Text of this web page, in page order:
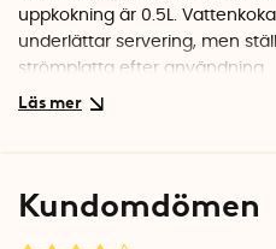
uppkokning är 0.5L.
underlättar servering, men
strömplatta efter användning.
Kundomdömen